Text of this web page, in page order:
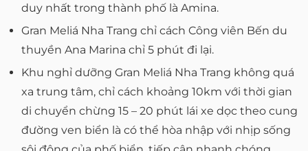
duy nhất trong thành phố là Amina.
Gran Meliá Nha Trang chỉ cách Công viên Bến du
thuyền Ana Marina chỉ 5 phút đi lại.
Khu nghỉ dưỡng Gran Meliá Nha Trang không quá
xa trung tâm, chỉ cách khoảng 10km với thời gian
di chuyển chừng 15 – 20 phút lái xe dọc theo cung
đường ven biển là có thể hòa nhập với nhịp sống